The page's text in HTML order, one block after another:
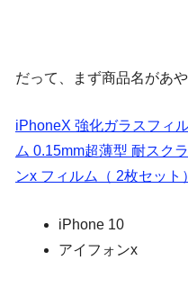
だって、まず商品名があや
iPhoneX 強化ガラスフィ
ム 0.15mm超薄型 耐スク
ンx フィルム（ 2枚セット）
iPhone 10
アイフォンx